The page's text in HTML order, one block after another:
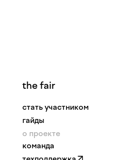
the fair
стать участником
гайды
о проекте
команда